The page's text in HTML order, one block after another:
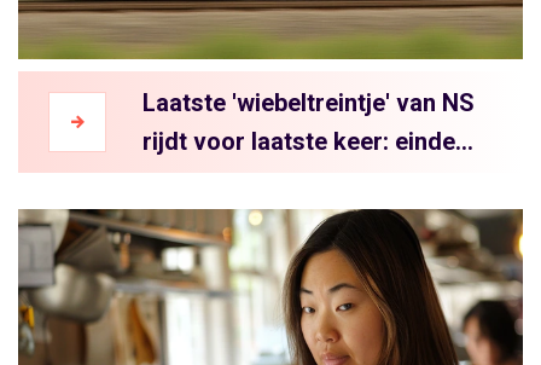
Laatste 'wiebeltreintje' van NS
rijdt voor laatste keer: einde
van een epische treinepoche